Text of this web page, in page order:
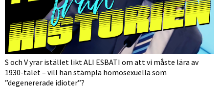
S och V yrar istället likt ALI ESBATI om att vi måste lära av
1930-talet – vill han stämpla homosexuella som
”degenererade idioter”?